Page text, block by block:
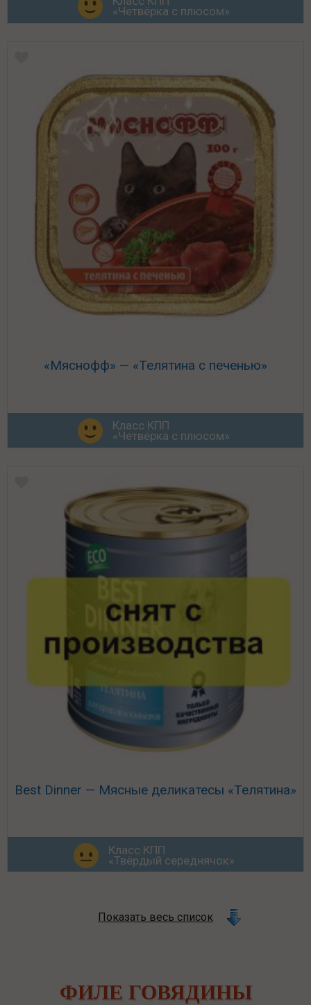
«Четвёрка с плюсом»
«Мяснофф» — «Телятина с печенью»
Класс КПП
«Четвёрка с плюсом»
Best Dinner — Мясные деликатесы «Телятина»
Класс КПП
«Твёрдый середнячок»
Показать весь список
ФИЛЕ ГОВЯДИНЫ